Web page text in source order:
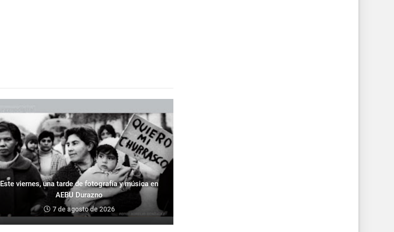
Este viernes, una tarde de fotografía y música en
AEBU Durazno
7 de agosto de 2026